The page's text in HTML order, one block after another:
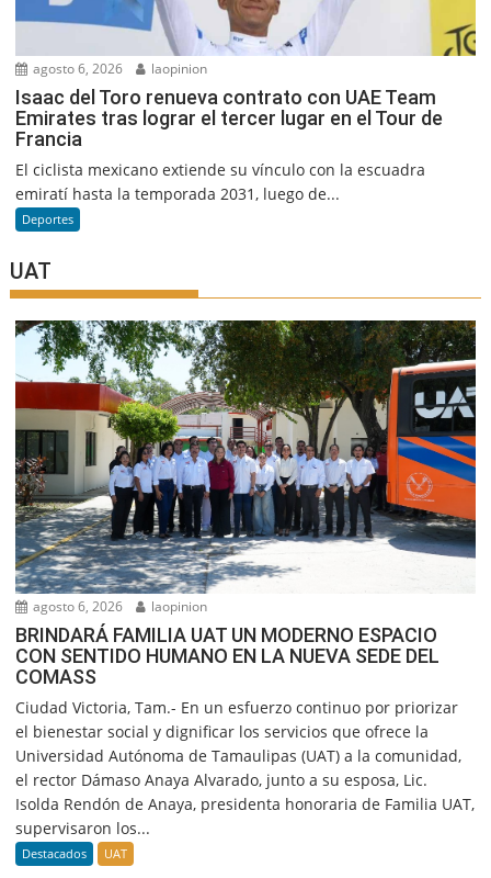
agosto 6, 2026 laopinion
Isaac del Toro renueva contrato con UAE Team
Emirates tras lograr el tercer lugar en el Tour de
Francia
El ciclista mexicano extiende su vínculo con la escuadra
emiratí hasta la temporada 2031, luego de...
Deportes
UAT
agosto 6, 2026 laopinion
BRINDARÁ FAMILIA UAT UN MODERNO ESPACIO
CON SENTIDO HUMANO EN LA NUEVA SEDE DEL
COMASS
Ciudad Victoria, Tam.- En un esfuerzo continuo por priorizar
el bienestar social y dignificar los servicios que ofrece la
Universidad Autónoma de Tamaulipas (UAT) a la comunidad,
el rector Dámaso Anaya Alvarado, junto a su esposa, Lic.
Isolda Rendón de Anaya, presidenta honoraria de Familia UAT,
supervisaron los...
Destacados UAT